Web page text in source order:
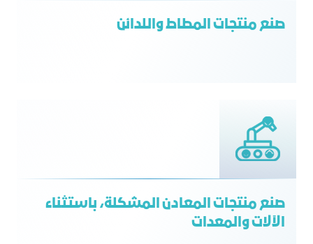
صنع منتجات المطاط واللدائن
صنع منتجات المعادن المشكلة، باستثناء
الآلات والمعدات